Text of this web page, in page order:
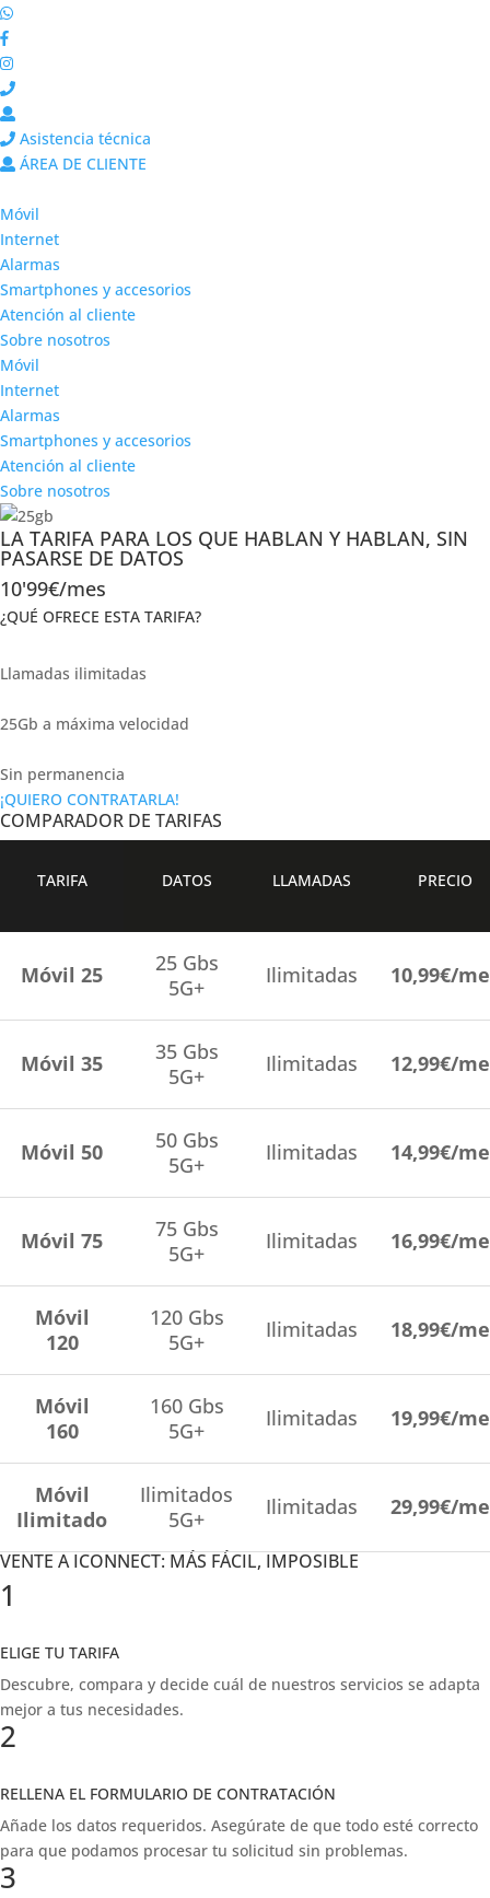
Asistencia técnica
ÁREA DE CLIENTE
Móvil
Internet
Alarmas
Smartphones y accesorios
Atención al cliente
Sobre nosotros
Móvil
Internet
Alarmas
Smartphones y accesorios
Atención al cliente
Sobre nosotros
LA TARIFA PARA LOS QUE HABLAN Y HABLAN, SIN
PASARSE DE DATOS
10'99€/mes
¿QUÉ OFRECE ESTA TARIFA?
Llamadas ilimitadas
25Gb a máxima velocidad
Sin permanencia
¡QUIERO CONTRATARLA!
COMPARADOR DE TARIFAS
TARIFA DATOS LLAMADAS PRECIO
Móvil 25
25 Gbs
5G+
Ilimitadas 10,99€/
Móvil 35
35 Gbs
5G+
Ilimitadas 12,99€/
Móvil 50
50 Gbs
5G+
Ilimitadas 14,99€/
Móvil 75
75 Gbs
5G+
Ilimitadas 16,99€/
Móvil
120
120 Gbs
5G+
Ilimitadas 18,99€/
Móvil
160
160 Gbs
5G+
Ilimitadas 19,99€/
Móvil
Ilimitado
Ilimitados
5G+
Ilimitadas 29,99€/
VENTE A ICONNECT: MÁS FÁCIL, IMPOSIBLE
1
ELIGE TU TARIFA
Descubre, compara y decide cuál de nuestros servicios se adapta
mejor a tus necesidades.
2
RELLENA EL FORMULARIO DE CONTRATACIÓN
Añade los datos requeridos. Asegúrate de que todo esté correcto
para que podamos procesar tu solicitud sin problemas.
3